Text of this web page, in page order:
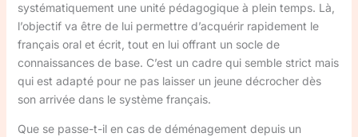
systématiquement une unité pédagogique à plein temps. Là,
l’objectif va être de lui permettre d’acquérir rapidement le
français oral et écrit, tout en lui offrant un socle de
connaissances de base. C’est un cadre qui semble strict mais
qui est adapté pour ne pas laisser un jeune décrocher dès
son arrivée dans le système français.
Que se passe-t-il en cas de déménagement depuis un